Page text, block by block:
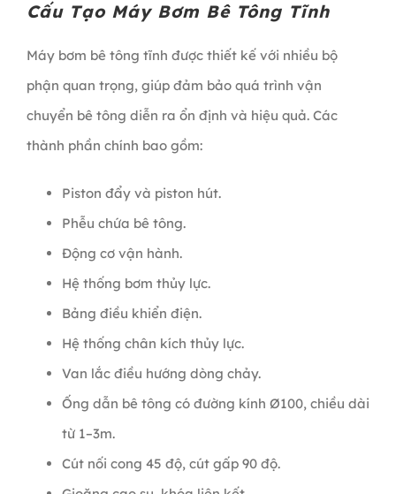
Cấu Tạo Máy Bơm Bê Tông Tĩnh
Máy bơm bê tông tĩnh được thiết kế với nhiều bộ
phận quan trọng, giúp đảm bảo quá trình vận
chuyển bê tông diễn ra ổn định và hiệu quả. Các
thành phần chính bao gồm:
Piston đẩy và piston hút.
Phễu chứa bê tông.
Động cơ vận hành.
Hệ thống bơm thủy lực.
Bảng điều khiển điện.
Hệ thống chân kích thủy lực.
Van lắc điều hướng dòng chảy.
Ống dẫn bê tông có đường kính Ø100, chiều dài
từ 1–3m.
Cút nối cong 45 độ, cút gấp 90 độ.